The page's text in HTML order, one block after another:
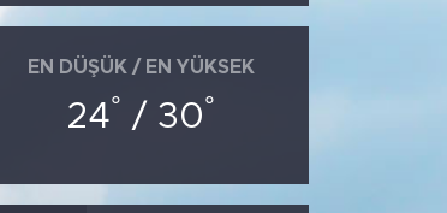
EN DÜŞÜK / EN YÜKSEK
24° / 30°